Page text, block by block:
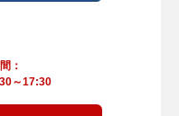
：
～17:30